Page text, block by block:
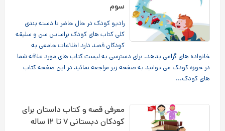
سوم
رادیو کودک در حال حاضر با دسته بندی
کلی کتاب های کودک براساس سن و سلیقه
کودکان قصد دارد اطلاعات جامعی به
خانواده های گرامی بدهد. برای دسترسی به لیست کتاب های مورد علاقه شما
در حوزه کودک می توانید به صفحه زیر مراجعه نمائید در این صفحه کتاب
های کودک...
معرفی قصه و کتاب داستان برای
کودکان دبستانی ۷ تا ۱۲ ساله